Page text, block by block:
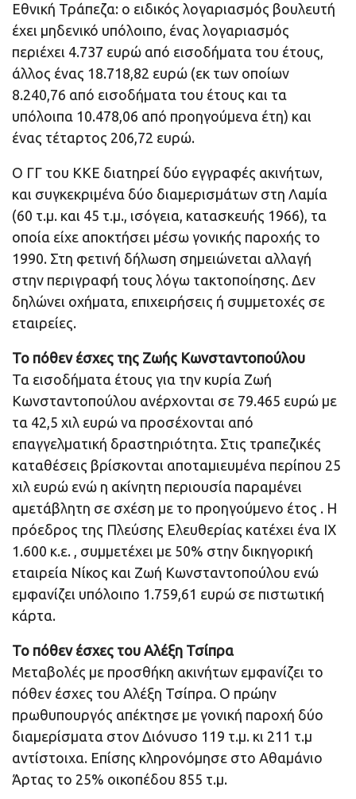
Εθνική Τράπεζα: ο ειδικός λογαριασμός βουλευτή
έχει μηδενικό υπόλοιπο, ένας λογαριασμός
περιέχει 4.737 ευρώ από εισοδήματα του έτους,
άλλος ένας 18.718,82 ευρώ (εκ των οποίων
8.240,76 από εισοδήματα του έτους και τα
υπόλοιπα 10.478,06 από προηγούμενα έτη) και
ένας τέταρτος 206,72 ευρώ.
Ο ΓΓ του ΚΚΕ διατηρεί δύο εγγραφές ακινήτων,
και συγκεκριμένα δύο διαμερισμάτων στη Λαμία
(60 τ.μ. και 45 τ.μ., ισόγεια, κατασκευής 1966), τα
οποία είχε αποκτήσει μέσω γονικής παροχής το
1990. Στη φετινή δήλωση σημειώνεται αλλαγή
στην περιγραφή τους λόγω τακτοποίησης. Δεν
δηλώνει οχήματα, επιχειρήσεις ή συμμετοχές σε
εταιρείες.
Το πόθεν έσχες της Ζωής Κωνσταντοπούλου
Τα εισοδήματα έτους για την κυρία Ζωή
Κωνσταντοπούλου ανέρχονται σε 79.465 ευρώ με
τα 42,5 χιλ ευρώ να προσέχονται από
επαγγελματική δραστηριότητα. Στις τραπεζικές
καταθέσεις βρίσκονται αποταμιευμένα περίπου 25
χιλ ευρώ ενώ η ακίνητη περιουσία παραμένει
αμετάβλητη σε σχέση με το προηγούμενο έτος . Η
πρόεδρος της Πλεύσης Ελευθερίας κατέχει ένα ΙΧ
1.600 κ.ε. , συμμετέχει με 50% στην δικηγορική
εταιρεία Νίκος και Ζωή Κωνσταντοπούλου ενώ
εμφανίζει υπόλοιπο 1.759,61 ευρώ σε πιστωτική
κάρτα.
Το πόθεν έσχες του Αλέξη Τσίπρα
Μεταβολές με προσθήκη ακινήτων εμφανίζει το
πόθεν έσχες του Αλέξη Τσίπρα. Ο πρώην
πρωθυπουργός απέκτησε με γονική παροχή δύο
διαμερίσματα στον Διόνυσο 119 τ.μ. κι 211 τ.μ
αντίστοιχα. Επίσης κληρονόμησε στο Αθαμάνιο
Άρτας το 25% οικοπέδου 855 τ.μ.